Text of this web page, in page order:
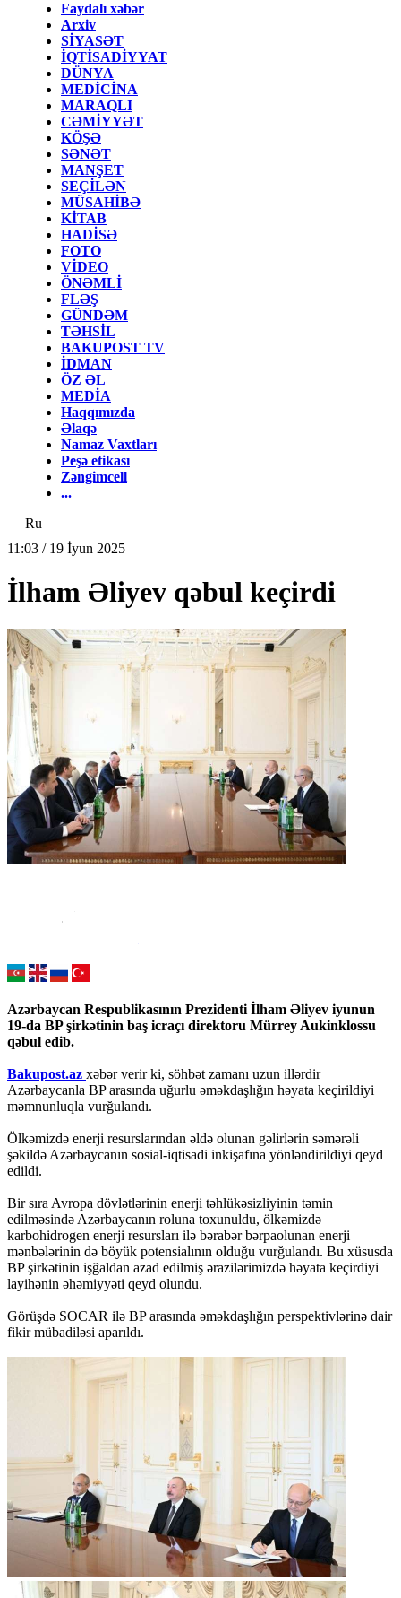
Faydalı xəbər
Arxiv
SİYASƏT
İQTİSADİYYAT
DÜNYA
MEDİCİNA
MARAQLI
CƏMİYYƏT
KÖŞƏ
SƏNƏT
MANŞET
SEÇİLƏN
MÜSAHİBƏ
KİTAB
HADİSƏ
FOTO
VİDEO
ÖNƏMLİ
FLƏŞ
GÜNDƏM
TƏHSİL
BAKUPOST TV
İDMAN
ÖZ ƏL
MEDİA
Haqqımızda
Əlaqə
Namaz Vaxtları
Peşə etikası
Zəngimcell
...
Ru
11:03 / 19 İyun 2025
İlham Əliyev qəbul keçirdi
Azərbaycan Respublikasının Prezidenti İlham Əliyev iyunun
19-da BP şirkətinin baş icraçı direktoru Mürrey Aukinklossu
qəbul edib.
Bakupost.az xəbər verir ki, söhbət zamanı uzun illərdir
Azərbaycanla BP arasında uğurlu əməkdaşlığın həyata keçirildiyi
məmnunluqla vurğulandı.
Ölkəmizdə enerji resurslarından əldə olunan gəlirlərin səmərəli
şəkildə Azərbaycanın sosial-iqtisadi inkişafına yönləndirildiyi qeyd
edildi.
Bir sıra Avropa dövlətlərinin enerji təhlükəsizliyinin təmin
edilməsində Azərbaycanın roluna toxunuldu, ölkəmizdə
karbohidrogen enerji resursları ilə bərabər bərpaolunan enerji
mənbələrinin də böyük potensialının olduğu vurğulandı. Bu xüsusda
BP şirkətinin işğaldan azad edilmiş ərazilərimizdə həyata keçirdiyi
layihənin əhəmiyyəti qeyd olundu.
Görüşdə SOCAR ilə BP arasında əməkdaşlığın perspektivlərinə dair
fikir mübadiləsi aparıldı.